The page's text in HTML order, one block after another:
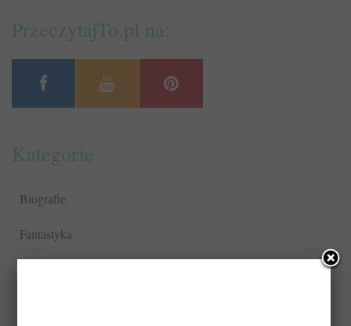
PrzeczytajTo.pl na:
Kategorie
Biografie
Fantastyka